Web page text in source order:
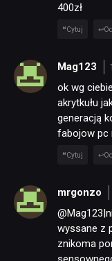
400zł
Cytuj
Mag123
ok wg
akrytkułu
generacją
fabojow pc
Cytuj
mrgonzo
wyssane z
znikoma